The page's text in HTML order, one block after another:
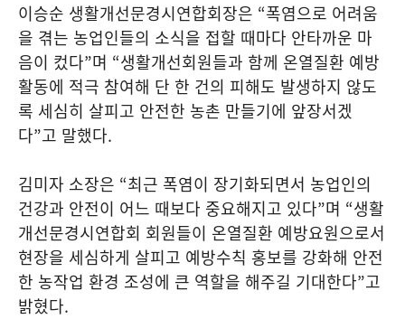
이승순 생활개선문경시연합회장은 “폭염으로 어려움
을 겪는 농업인들의 소식을 접할 때마다 안타까운 마
음이 컸다”며 “생활개선회원들과 함께 온열질환 예방
활동에 적극 참여해 단 한 건의 피해도 발생하지 않도
록 세심히 살피고 안전한 농촌 만들기에 앞장서겠
다”고 말했다.
김미자 소장은 “최근 폭염이 장기화되면서 농업인의
건강과 안전이 어느 때보다 중요해지고 있다”며 “생활
개선문경시연합회 회원들이 온열질환 예방요원으로서
현장을 세심하게 살피고 예방수칙 홍보를 강화해 안전
한 농작업 환경 조성에 큰 역할을 해주길 기대한다”고
밝혔다.